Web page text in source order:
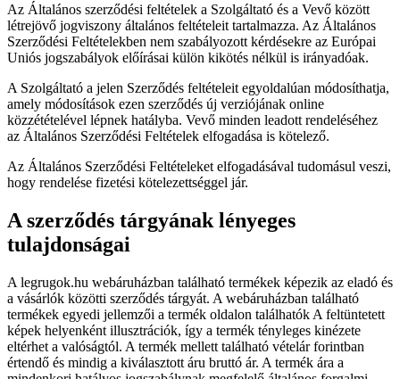
Az Általános szerződési feltételek a Szolgáltató és a Vevő között
létrejövő jogviszony általános feltételeit tartalmazza. Az Általános
Szerződési Feltételekben nem szabályozott kérdésekre az Európai
Uniós jogszabályok előírásai külön kikötés nélkül is irányadóak.
A Szolgáltató a jelen Szerződés feltételeit egyoldalúan módosíthatja,
amely módosítások ezen szerződés új verziójának online
közzétételével lépnek hatályba. Vevő minden leadott rendeléséhez
az Általános Szerződési Feltételek elfogadása is kötelező.
Az Általános Szerződési Feltételeket elfogadásával tudomásul veszi,
hogy rendelése fizetési kötelezettséggel jár.
A szerződés tárgyának lényeges
tulajdonságai
A legrugok.hu webáruházban található termékek képezik az eladó és
a vásárlók közötti szerződés tárgyát. A webáruházban található
termékek egyedi jellemzői a termék oldalon találhatók A feltüntetett
képek helyenként illusztrációk, így a termék tényleges kinézete
eltérhet a valóságtól. A termék mellett található vételár forintban
értendő és mindig a kiválasztott áru bruttó ár. A termék ára a